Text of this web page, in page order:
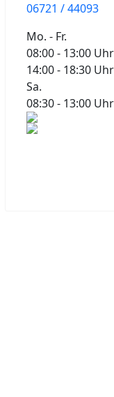
06721 / 44093
Mo. - Fr.
08:00 - 13:00 Uhr
14:00 - 18:30 Uhr
Sa.
08:30 - 13:00 Uhr